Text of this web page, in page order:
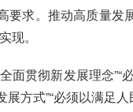
要求。推动高质量发
现。
面贯彻新发展理念
展方式”“必须以满足